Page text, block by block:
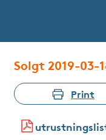
Solgt 2019-03-
Print